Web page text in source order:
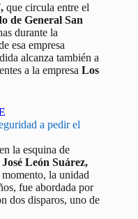
que circula entre el
de General San
durante la
esa empresa
alcanza también a
a la empresa Los
a pedir el
la esquina de
José León Suárez,
la unidad
fue abordada por
dos disparos, uno de